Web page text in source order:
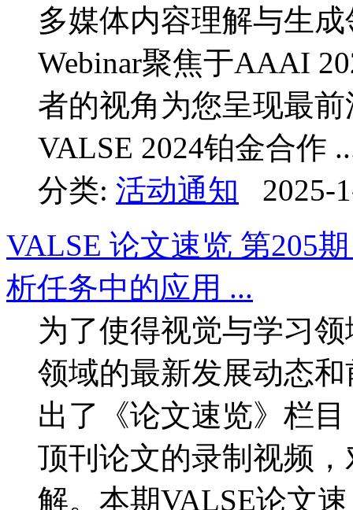
多媒体内容理解与生
Webinar聚焦于AAAI
者的视角为您呈现最
VALSE 2024铂金合作
分类: 活动通知
2025-
VALSE 论文速览 第205
析任务中的应用 ...
为了使得视觉与学习
领域的最新发展动态
出了《论文速览》栏
顶刊论文的录制视频
解。本期VALSE论文